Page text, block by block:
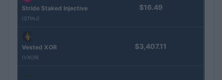
Stride Staked Injective
(STINJ)
$16.49
Vested XOR
(VXOR)
$3,407.11